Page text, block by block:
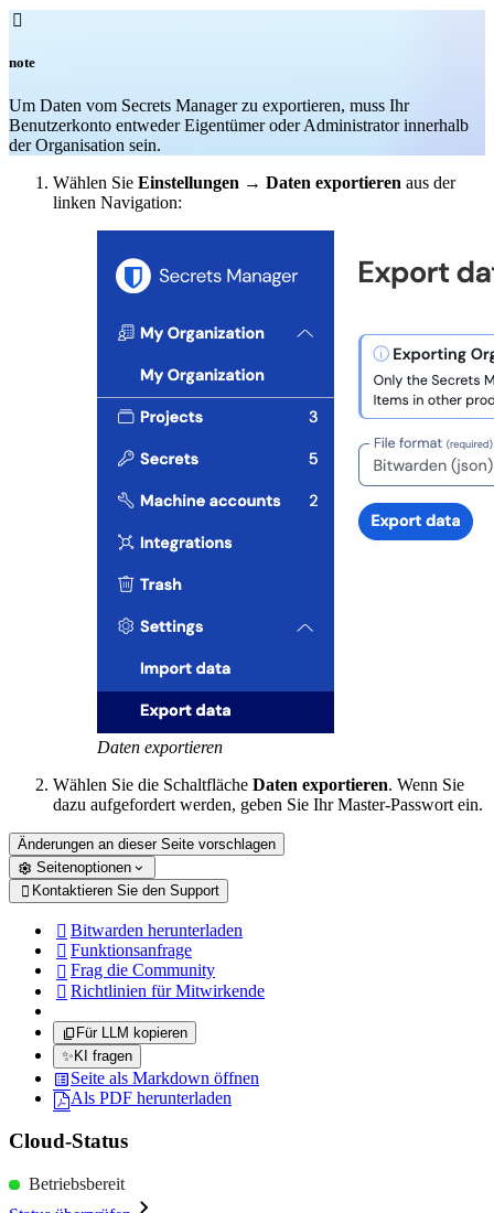

note
Um Daten vom Secrets Manager zu exportieren, muss Ihr
Benutzerkonto entweder Eigentümer oder Administrator innerhalb
der Organisation sein.
Wählen Sie Einstellungen → Daten exportieren aus der
linken Navigation:
Daten exportieren
Wählen Sie die Schaltfläche Daten exportieren. Wenn Sie
dazu aufgefordert werden, geben Sie Ihr Master-Passwort ein.
Änderungen an dieser Seite vorschlagen
Seitenoptionen
 Kontaktieren Sie den Support
 Bitwarden herunterladen
 Funktionsanfrage
 Frag die Community
 Richtlinien für Mitwirkende
Für LLM kopieren
✨ KI fragen
Seite als Markdown öffnen
Als PDF herunterladen
Cloud-Status
Betriebsbereit